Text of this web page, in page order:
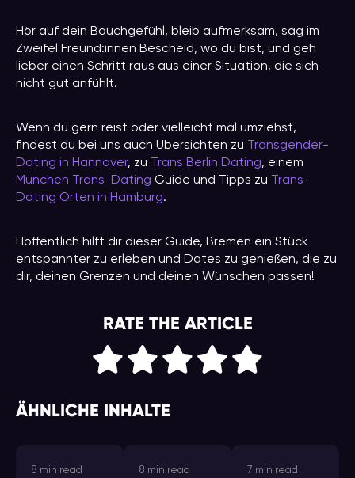
Hör auf dein Bauchgefühl, bleib aufmerksam, sag im
Zweifel Freund:innen Bescheid, wo du bist, und geh
lieber einen Schritt raus aus einer Situation, die sich
nicht gut anfühlt.
Wenn du gern reist oder vielleicht mal umziehst,
findest du bei uns auch Übersichten zu
Transgender-
Dating in Hannover, zu Trans Berlin Dating, einem
München Trans-Dating Guide und Tipps zu
Trans-
Dating Orten in Hamburg.
Hoffentlich hilft dir dieser Guide, Bremen ein Stück
entspannter zu erleben und Dates zu genießen, die zu
dir, deinen Grenzen und deinen Wünschen passen!
RATE THE ARTICLE
ÄHNLICHE INHALTE
8 min read 8 min read 7 min read